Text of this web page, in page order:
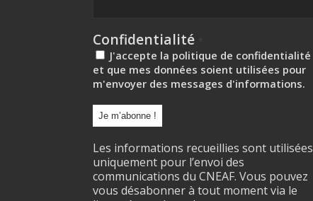
Confidentialité
J'accepte la politique de confidentialité
et que mes données soient utilisées pour
m'envoyer des messages d'informations.
Les informations recueillies sont utilisées
uniquement pour l’envoi des
communications du CNEAF. Vous pouvez
vous désabonner à tout moment via le